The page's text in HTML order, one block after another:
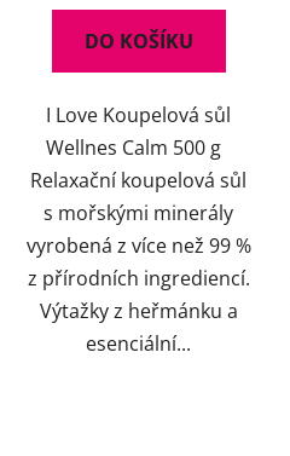
DO KOŠÍKU
I Love Koupelová sůl
Wellnes Calm 500 g
Relaxační koupelová sůl
s mořskými minerály
vyrobená z více než 99 %
z přírodních ingrediencí.
Výtažky z heřmánku a
esenciální...